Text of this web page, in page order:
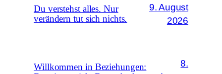
Du verstehst alles. Nur
verändern tut sich nichts.
9. August
2026
Willkommen in Beziehungen:
8.